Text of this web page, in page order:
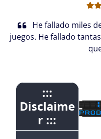
He fallado miles
juegos. He fallado
:::
Disclaime
r :::